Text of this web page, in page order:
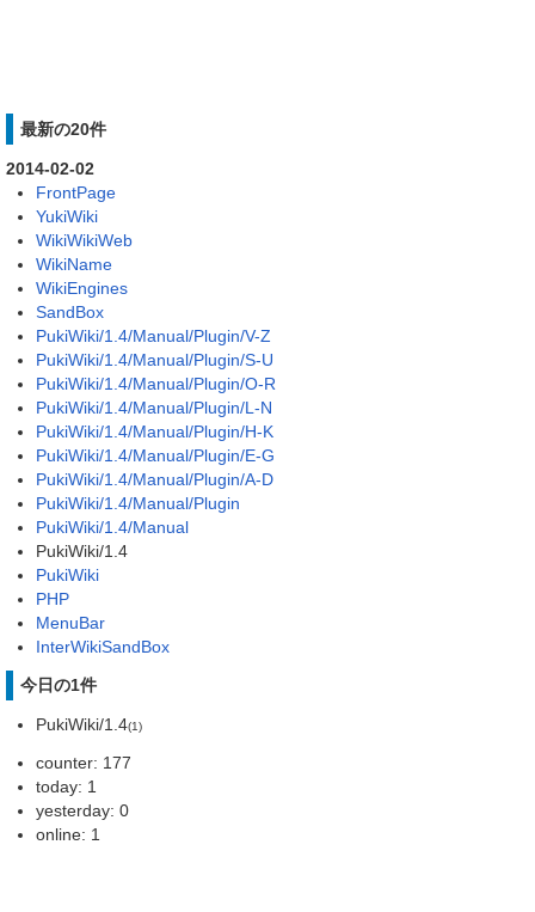
最新の20件
2014-02-02
FrontPage
YukiWiki
WikiWikiWeb
WikiName
WikiEngines
SandBox
PukiWiki/1.4/Manual/Plugin/V-Z
PukiWiki/1.4/Manual/Plugin/S-U
PukiWiki/1.4/Manual/Plugin/O-R
PukiWiki/1.4/Manual/Plugin/L-N
PukiWiki/1.4/Manual/Plugin/H-K
PukiWiki/1.4/Manual/Plugin/E-G
PukiWiki/1.4/Manual/Plugin/A-D
PukiWiki/1.4/Manual/Plugin
PukiWiki/1.4/Manual
PukiWiki/1.4
PukiWiki
PHP
MenuBar
InterWikiSandBox
今日の1件
PukiWiki/1.4(1)
counter: 177
today: 1
yesterday: 0
online: 1